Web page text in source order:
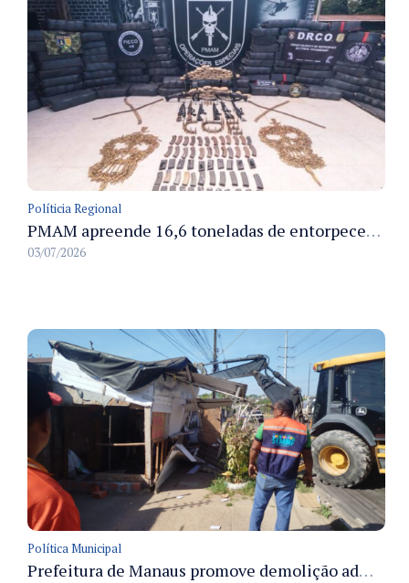
Políticia Regional
PMAM apreende 16,6 toneladas de entorpecentes e registra aumento nas prisões em flagrante e nas capturas de foragidos no primeiro semestre de 2026
03/07/2026
Política Municipal
Prefeitura de Manaus promove demolição administrativa de cinco estruturas que ocupavam calçada pública